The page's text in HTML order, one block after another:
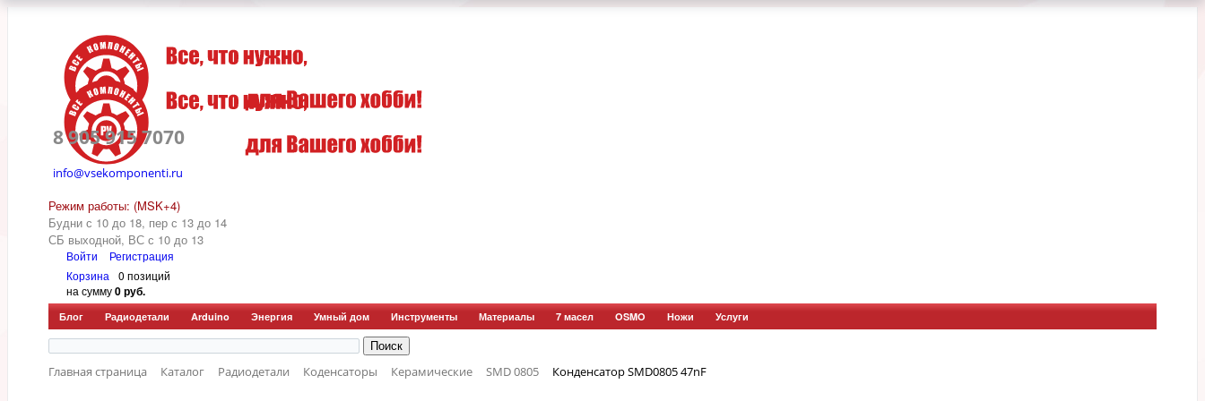
8 905 915 7070
info@vsekomponenti.ru
Режим работы: (MSK+4)
Будни с 10 до 18, пер с 13 до 14
СБ выходной, ВС с 10 до 13
Войти
Регистрация
Корзина
0 позиций
на сумму0 руб.
Блог Радиодетали Arduino Энергия Умный дом Инструменты Материалы 7 масел OSMO Ножи Услуги
Главная страница Каталог Радиодетали Коденсаторы Керамические SMD 0805 Конденсатор SMD0805 47nF